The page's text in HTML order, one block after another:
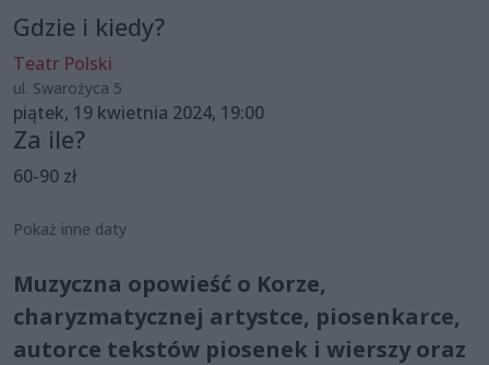
Gdzie i kiedy?
Teatr Polski
ul. Swarożyca 5
piątek, 19 kwietnia 2024, 19:00
Za ile?
60-90 zł
Pokaż inne daty
Muzyczna opowieść o Korze,
charyzmatycznej artystce, piosenkarce,
autorce tekstów piosenek i wierszy oraz